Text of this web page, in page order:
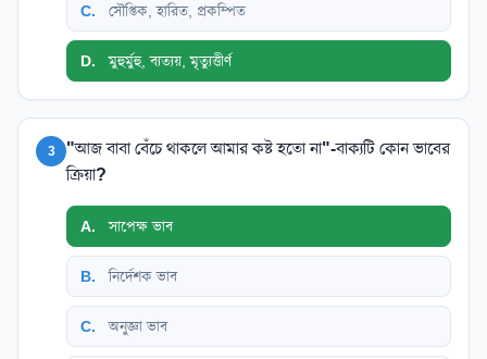
C. সৌপ্তিক, হারিত, প্রকম্পিত
D. মুহুর্মুহু, ব্যত্যয়, মৃত্যুত্তীর্ণ
3
"আজ বাবা বেঁচে থাকলে আমার কষ্ট হতো না"-বাক্যটি কোন ভাবের
ক্রিয়া?
A. সাপেক্ষ ভাব
B. নির্দেশক ভাব
C. অনুজ্ঞা ভাব